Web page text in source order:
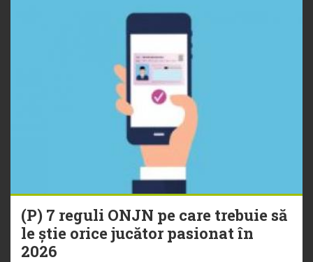
(P) 7 reguli ONJN pe care trebuie să
le știe orice jucător pasionat în
2026